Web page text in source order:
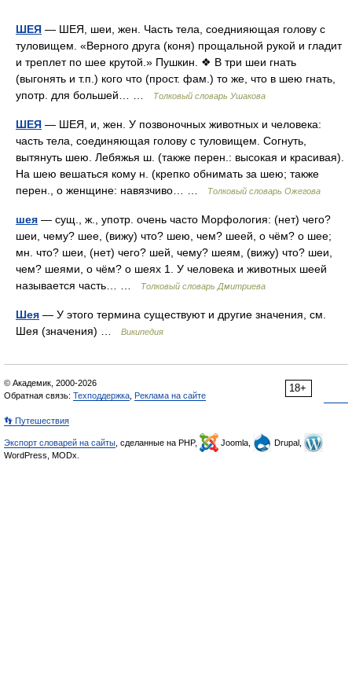
ШЕЯ — ШЕЯ, шеи, жен. Часть тела, соеднияющая голову с
туловищем. «Верного друга (коня) прощальной рукой и гладит
и треплет по шее крутой.» Пушкин. ❖ В три шеи гнать
(выгонять и т.п.) кого что (прост. фам.) то же, что в шею гнать,
употр. для большей… …
Толковый словарь Ушакова
ШЕЯ — ШЕЯ, и, жен. У позвоночных животных и человека:
часть тела, соединяющая голову с туловищем. Согнуть,
вытянуть шею. Лебяжья ш. (также перен.: высокая и красивая).
На шею вешаться кому н. (крепко обнимать за шею; также
перен., о женщине: навязчиво… …
Толковый словарь Ожегова
шея — сущ., ж., употр. очень часто Морфология: (нет) чего?
шеи, чему? шее, (вижу) что? шею, чем? шеей, о чём? о шее;
мн. что? шеи, (нет) чего? шей, чему? шеям, (вижу) что? шеи,
чем? шеями, о чём? о шеях 1. У человека и животных шеей
называется часть… …
Толковый словарь Дмитриева
Шея — У этого термина существуют и другие значения, см.
Шея (значения) …
Википедия
18+
© Академик, 2000-2026
Обратная связь: Техподдержка Реклама на сайте
👣 Путешествия
Экспорт словарей на сайты , сделанные на PHP, Joomla,
Drupal,
WordPress, MODx.